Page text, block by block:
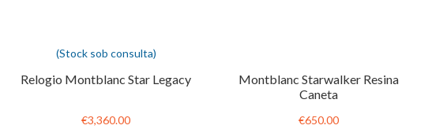
(Stock sob consulta)
Relogio Montblanc Star Legacy
€3,360.00
Montblanc Starwalker Resina
Caneta
€650.00